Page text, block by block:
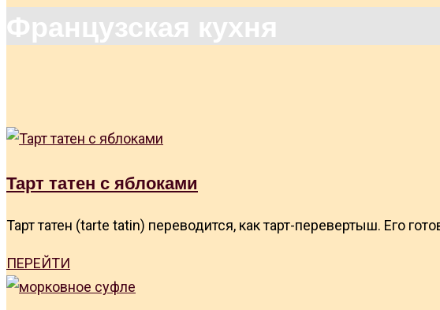
Французская кухня
Тарт татен с яблоками
Тарт татен (tarte tatin) переводится, как тарт-перевертыш. Его
ПЕРЕЙТИ